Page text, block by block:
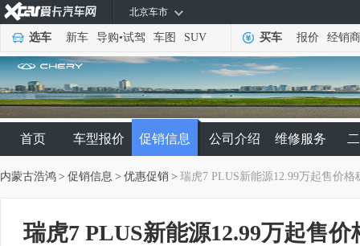
北京车市
选车 新车 导购•试驾 车图 SUV 买车 报价 经销商
首页 车型报价 促销信息 公司介绍 维修服务
内蒙古浩鸿 > 促销信息 > 优惠促销 > 瑞虎7 PLUS新能源12.99万起售价格
瑞虎7 PLUS新能源12.99万起售价